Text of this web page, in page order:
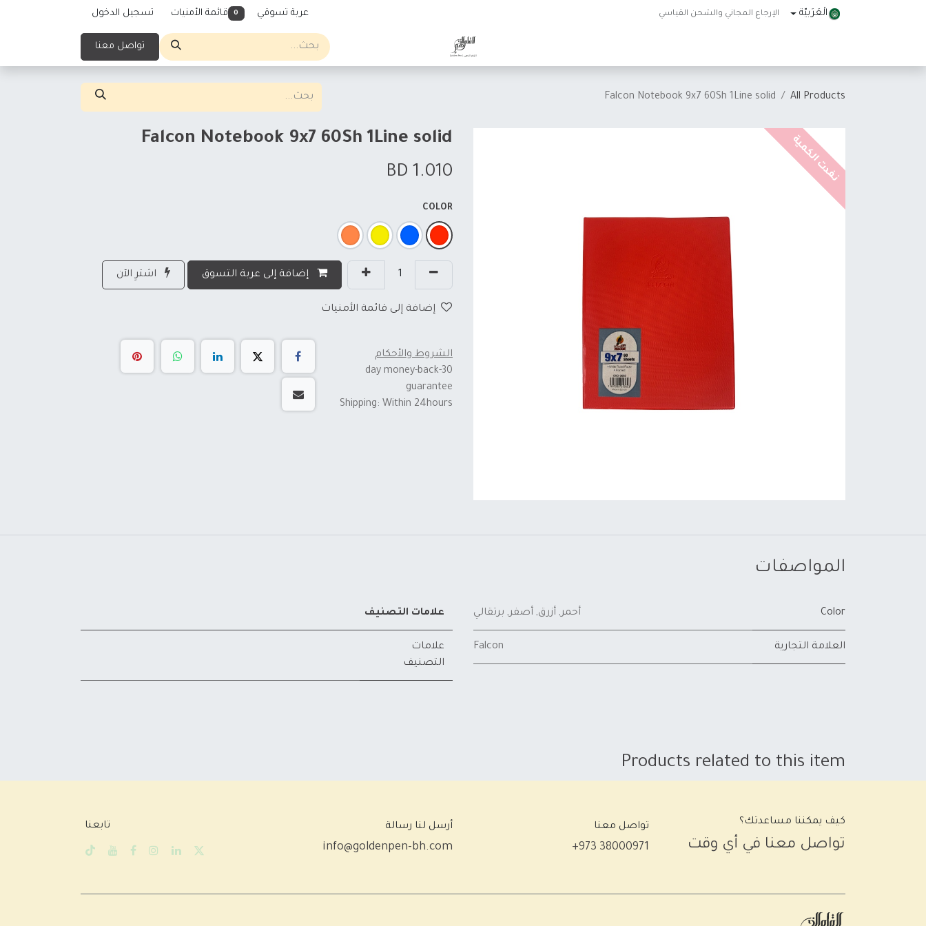
تخطي للذهاب إلى المحتوى
الْعَرَبيّة الإرجاع المجاني والشحن القياسي عربة تسوقي 0 قائمة الأمنيات تسجيل الدخول
تواصل معنا
All Products
Falcon Notebook 9x7 60Sh 1Line solid
نفدت الكمية
Falcon Notebook 9x7 60Sh 1Line solid
1.010
COLOR
إضافة إلى عربة التسوق اشترِ الآن
إضافة إلى قائمة الأمنيات
الشروط والأحكام
30-day money-back
guarantee
Shipping: Within 24hours
المواصفات
Color أحمر, أزرق, أصفر, برتقالي
العلامة التجارية Falcon
علامات التصنيف
علامات
التصنيف
Products related to this item
كيف يمكننا مساعدتك؟
تواصل معنا في أي وقت
تواصل معنا
+973 38000971
أرسل لنا رسالة
info@goldenpen-bh.com
تابعنا